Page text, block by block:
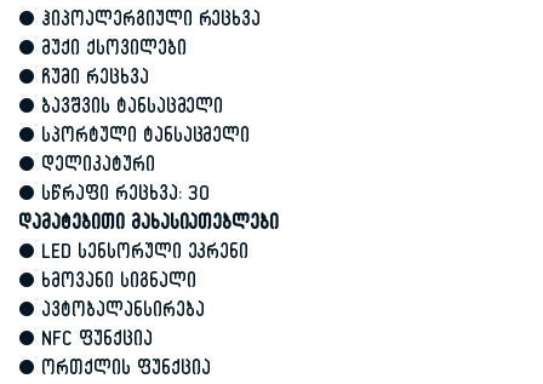
• ჰიპოალერგიული რეცხვა
• მუქი ქსოვილები
• ჩუმი რეცხვა
• ბავშვის ტანსაცმელი
• სპორტული ტანსაცმელი
• დელიკატური
• სწრაფი რეცხვა: 30
დამატებითი მახასიათებლები
• LED სენსორული ეკრენი
• ხმოვანი სიგნალი
• ავტობალანსირება
• NFC ფუნქცია
• ორთქლის ფუნქცია